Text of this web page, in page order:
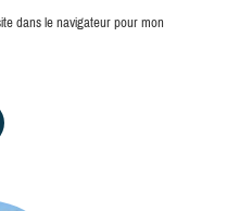
dans le navigateur pour mon